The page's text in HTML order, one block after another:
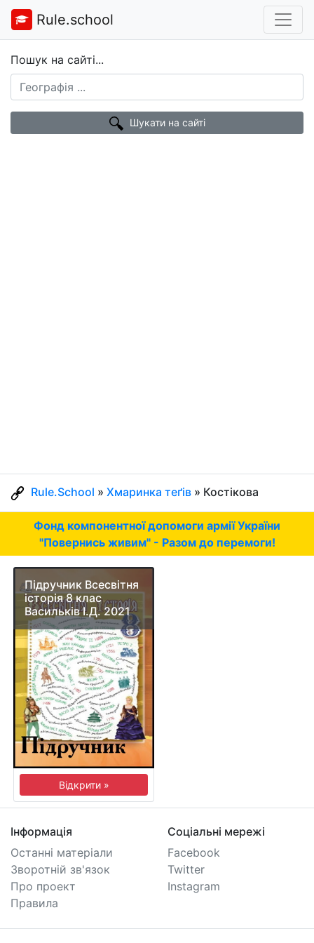
Rule.school
Пошук на сайті...
Шукати на сайті
Rule.School » Хмаринка теґів » Костікова
Фонд компонентної допомоги армії України
"Повернись живим" - Разом до перемоги!
Підручник Всесвітня
історія 8 клас
Васильків І.Д. 2021
Відкрити »
Інформація
Останні матеріали
Зворотній зв'язок
Про проект
Правила
Соціальні мережі
Facebook
Twitter
Instagram